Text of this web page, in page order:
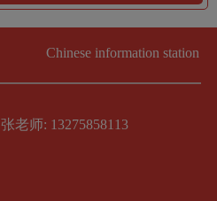
Chinese information station
张老师: 13275858113